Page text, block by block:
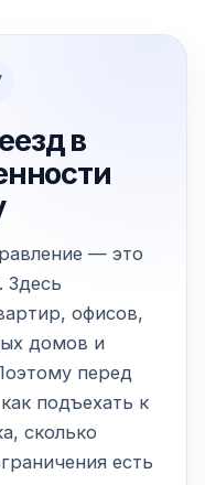
в
— это
Здесь
офисов,
домов и
перед
подъехать к
сколько
есть